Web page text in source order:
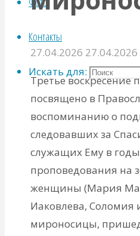
Контакты
Искать для:
27.04.2026 27.04.2026
Третье воскресение
посвящено в
воспоминанию о
следовавших за
служащих Ему в годы
проповедования на
женщины (Мария
Иаковлева,
мироносицы,